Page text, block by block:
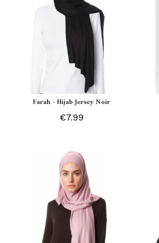
Farah - Hijab Jersey Noir
€7.99